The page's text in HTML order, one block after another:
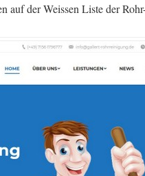
auf der Weissen Liste der